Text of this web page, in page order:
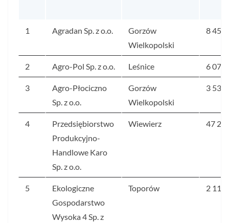
1 Agradan Sp. z o.o.
Gorzów
Wielkopolski
8 459
2 Agro-Pol Sp. z o.o. Leśnice 6 071
3
Agro-Płociczno
Sp. z o.o.
Gorzów
Wielkopolski
3 532
4
Przedsiębiorstwo
Produkcyjno-
Handlowe Karo
Sp. z o.o.
Wiewierz 47
5
Ekologiczne
Gospodarstwo
Wysoka 4 Sp. z
Toporów 2 111